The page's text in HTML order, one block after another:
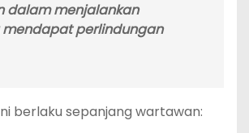
dalam menjalankan
mendapat perlindungan
berlaku sepanjang wartawan: